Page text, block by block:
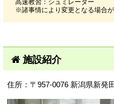
高速教習：シュミレーター
※諸事情により変更となる場合が
施設紹介
住所：〒957-0076 新潟県新発